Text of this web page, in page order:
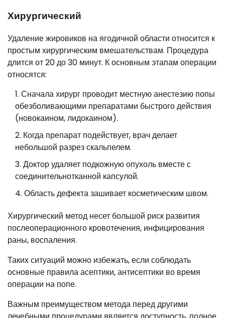
Хирургический
Удаление жировиков на ягодичной области относится к
простым хирургическим вмешательствам. Процедура
длится от 20 до 30 минут. К основным этапам операции
относятся:
Сначала хирург проводит местную анестезию попы
обезболивающими препаратами быстрого действия
(новокаином, лидокаином).
Когда препарат подействует, врач делает
небольшой разрез скальпелем.
Доктор удаляет подкожную опухоль вместе с
соединительнотканной капсулой.
Область дефекта зашивает косметическим швом.
Хирургический метод несет большой риск развития
послеоперационного кровотечения, инфицирования
раны, воспаления.
Таких ситуаций можно избежать, если соблюдать
основные правила асептики, антисептики во время
операции на попе.
Важным преимуществом метода перед другими